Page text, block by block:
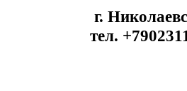
г.
тел.